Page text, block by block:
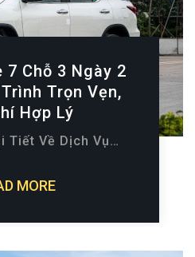
7 Chỗ 3 Ngày 2
Trọn Vẹn,
Hợp Lý
Tiết Về Dịch Vụ…
MORE